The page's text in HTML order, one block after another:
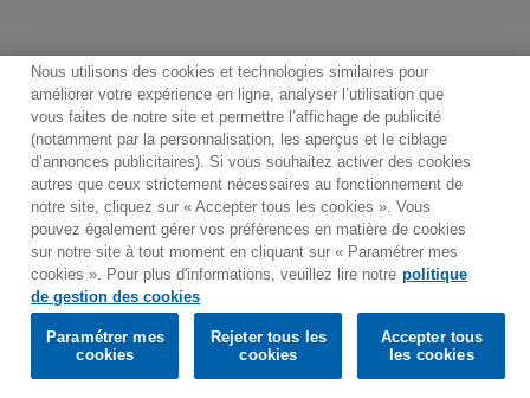
Contact Bulletin
Conditions générales d'utilisation
Politique de traitement des données
Plan du site
Politique de gestion des cookies
Paramétrer mes cookies
© 2025 Parlophone Records Limited. All rights reserved.
Would you prefer to visit our website in English?
Confirm
Nous utilisons des cookies et technologies similaires pour
améliorer votre expérience en ligne, analyser l’utilisation que
vous faites de notre site et permettre l’affichage de publicité
(notamment par la personnalisation, les aperçus et le ciblage
d’annonces publicitaires). Si vous souhaitez activer des cookies
autres que ceux strictement nécessaires au fonctionnement de
notre site, cliquez sur « Accepter tous les cookies ». Vous
pouvez également gérer vos préférences en matière de cookies
sur notre site à tout moment en cliquant sur « Paramétrer mes
cookies ». Pour plus d'informations, veuillez lire notre politique
de gestion des cookies
Paramétrer mes
cookies
Rejeter tous les
cookies
Accepter tous
les cookies